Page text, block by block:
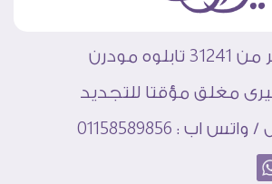
تابلوه مودرن
مغلق مؤقتا للتجديد
اب : 01158589856